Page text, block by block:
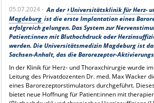
ÜBER UNS
INTERNATIONAL
INTRANET
05.07.2024 - An der Universitätsklinik für Herz-
Magdeburg ist die erste Implantation eines
erfolgreich gelungen. Das System zur
Patient:innen mit Bluthochdruck oder
werden. Die Universitätsmedizin Magdeburg ist
Sachsen-Anhalt, das die Barorezeptor-
In der Klinik für Herz- und Thoraxchirurgie wurde
Leitung des Privatdozenten Dr. med. Max Wacker
eines Barorezeptorstimulators durchgeführt.
bietet neue Hoffnung für Patient:innen mit